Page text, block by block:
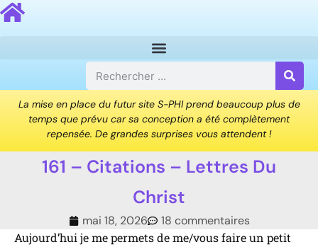
La mise en place du futur site S-PHI prend beaucoup plus de
temps que prévu car sa conception a été complètement
repensée. De grandes surprises vous attendent !
161 – Citations – Lettres Du
Christ
mai 18, 2026
18 commentaires
Aujourd’hui je me permets de me/vous faire un petit